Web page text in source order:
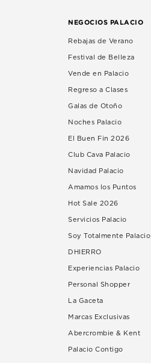
NEGOCIOS PALACIO
Rebajas de Verano
Festival de Belleza
Vende en Palacio
Regreso a Clases
Galas de Otoño
Noches Palacio
El Buen Fin 2026
Club Cava Palacio
Navidad Palacio
Amamos los Puntos
Hot Sale 2026
Servicios Palacio
Soy Totalmente Palacio
DHIERRO
Experiencias Palacio
Personal Shopper
La Gaceta
Marcas Exclusivas
Abercrombie & Kent
Palacio Contigo